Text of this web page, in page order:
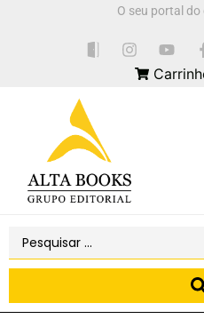
O seu portal